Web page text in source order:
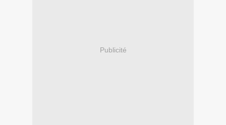
Publicité